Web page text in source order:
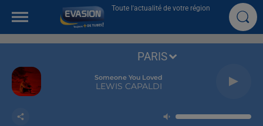
Toute l'actualité de votre région
Someone You Loved
LEWIS CAPALDI
PARIS